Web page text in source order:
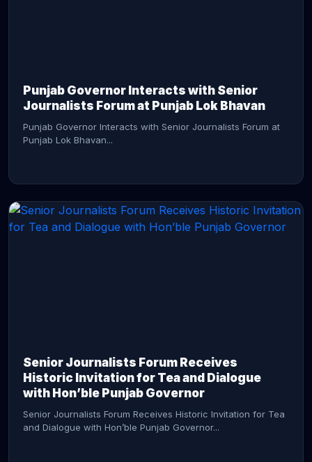
Punjab Governor Interacts with Senior
Journalists Forum at Punjab Lok Bhavan
Punjab Governor Interacts with Senior Journalists Forum at
Punjab Lok Bhavan...
Senior Journalists Forum Receives
Historic Invitation for Tea and Dialogue
with Hon’ble Punjab Governor
Senior Journalists Forum Receives Historic Invitation for Tea
and Dialogue with Hon’ble Punjab Governor...